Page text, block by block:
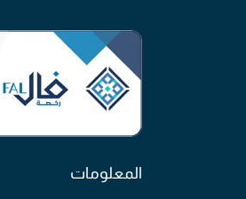
المعلومات